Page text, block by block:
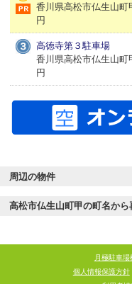
香川県高松市仏生山町
円
高徳寺第３駐車場
香川県高松市仏生山町
円
周辺の物件
高松市仏生山町甲の町名から
月極駐車
個人情報保護方針